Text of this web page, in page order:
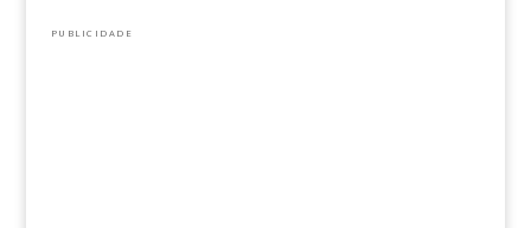
PUBLICIDADE